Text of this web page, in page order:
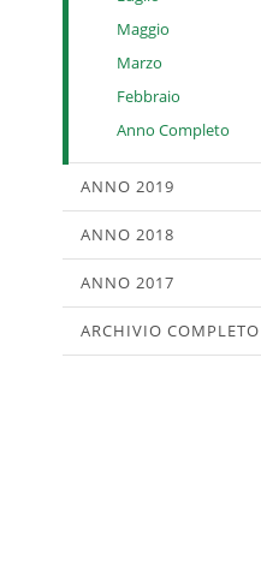
Maggio
Marzo
Febbraio
Anno Completo
ANNO 2019
ANNO 2018
ANNO 2017
ARCHIVIO COMPLETO